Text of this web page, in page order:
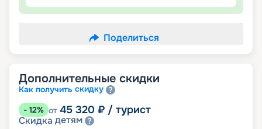
Поделиться
Дополнительные скидки
Как получить скидку
- 12% от 45 320 ₽ / турист
Скидка детям